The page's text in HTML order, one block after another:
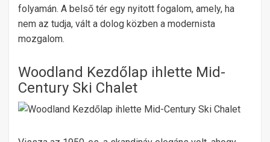
folyamán. A belső tér egy nyitott fogalom, amely, ha
nem az tudja, vált a dolog közben a modernista
mozgalom.
Woodland Kezdőlap ihlette Mid-
Century Ski Chalet